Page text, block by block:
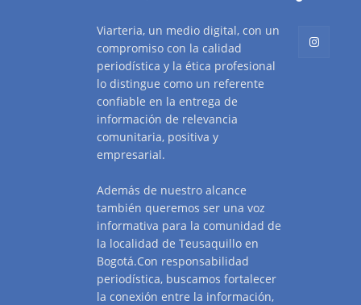
Viarteria, un medio digital, con un
compromiso con la calidad
periodística y la ética profesional
lo distingue como un referente
confiable en la entrega de
información de relevancia
comunitaria, positiva y
empresarial.
Además de nuestro alcance
también queremos ser una voz
informativa para la comunidad de
la localidad de Teusaquillo en
Bogotá.Con responsabilidad
periodística, buscamos fortalecer
la conexión entre la información,